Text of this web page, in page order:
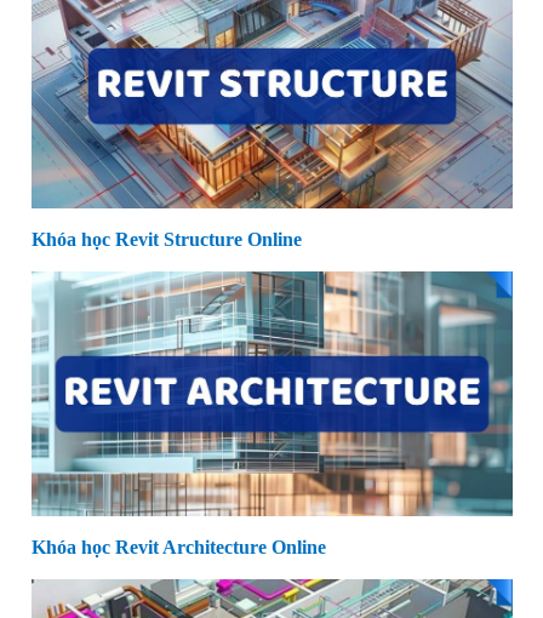
Khóa học Revit Structure Online
Khóa học Revit Architecture Online